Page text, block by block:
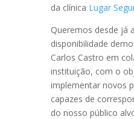
da clínica Lugar
Queremos desde já
disponibilidade
Carlos Castro em
instituição, com o
implementar novos
capazes de
do nosso público